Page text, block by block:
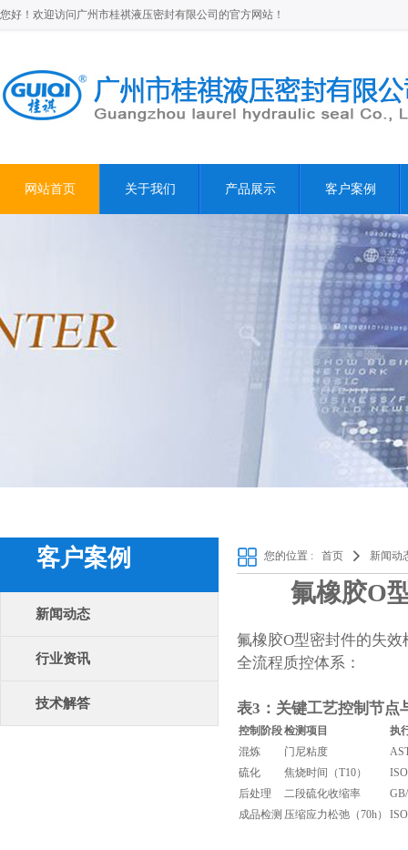
您好！欢迎访问广州市桂祺液压密封有限公司的官方网站！
网站首页 关于我们 产品展示 客户案例
客户案例
新闻动态
行业资讯
技术解答
您的位置 : 首页 新闻动
氟橡胶O
氟橡胶O型密封件的失效
全流程质控体系：
表3：关键工艺控制节点
控制阶段检测项目
执
混炼
门尼粘度
硫化
焦烧时间（T10）
后处理
二段硫化收缩率
成品检测 压缩应力松弛（70h）